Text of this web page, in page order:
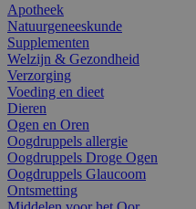
Apotheek
Natuurgeneeskunde
Supplementen
Welzijn & Gezondheid
Verzorging
Voeding en dieet
Dieren
Ogen en Oren
Oogdruppels allergie
Oogdruppels Droge Ogen
Oogdruppels Glaucoom
Ontsmetting